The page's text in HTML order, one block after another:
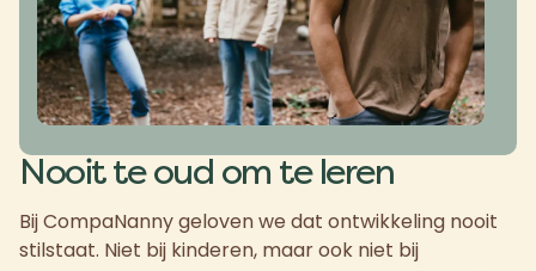
Nooit te oud om te leren
Bij CompaNanny geloven we dat ontwikkeling nooit
stilstaat. Niet bij kinderen, maar ook niet bij